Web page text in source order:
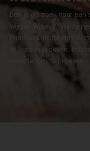
Ben je op zoek naar een
wijn of Whisky? Wij zijn
Enschede (Boekelo).
te komen proeven. In
selectie om te proeven.